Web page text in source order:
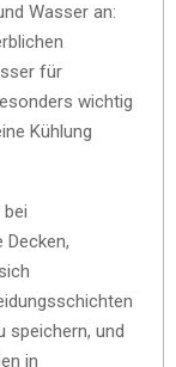
Wasser an:
für
wichtig
Kühlung
speichern, und
in